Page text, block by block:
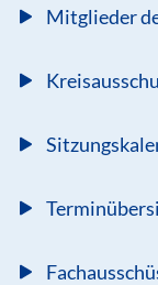
Mitglieder